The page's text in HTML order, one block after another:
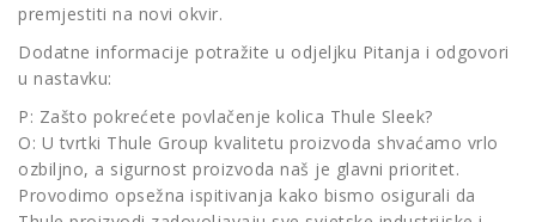
premjestiti na novi okvir.
Dodatne informacije potražite u odjeljku Pitanja i odgovori
u nastavku:
P: Zašto pokrećete povlačenje kolica Thule Sleek?
O: U tvrtki Thule Group kvalitetu proizvoda shvaćamo vrlo
ozbiljno, a sigurnost proizvoda naš je glavni prioritet.
Provodimo opsežna ispitivanja kako bismo osigurali da